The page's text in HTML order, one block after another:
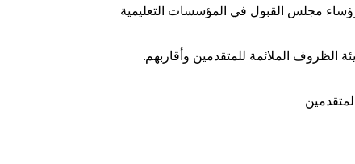
مجلس القبول في المؤسسات التعليمية
الملائمة للمتقدمين وأقاربهم.